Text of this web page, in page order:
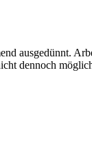
ausgedünnt.
dennoch